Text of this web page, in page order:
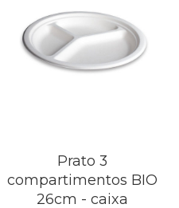
Prato 3
compartimentos BIO
26cm - caixa